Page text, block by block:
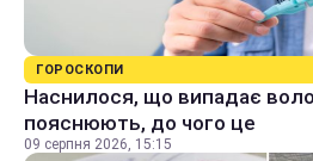
ГОРОСКОПИ
Наснилося, що випадає
пояснюють, до чого це
09 серпня 2026, 15:15